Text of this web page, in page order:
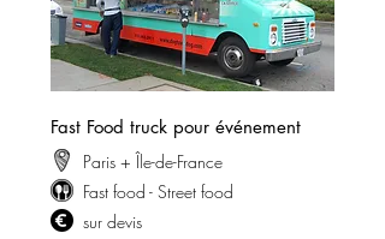
Fast Food truck pour événement
Paris + Île-de-France
Fast food - Street food
sur devis